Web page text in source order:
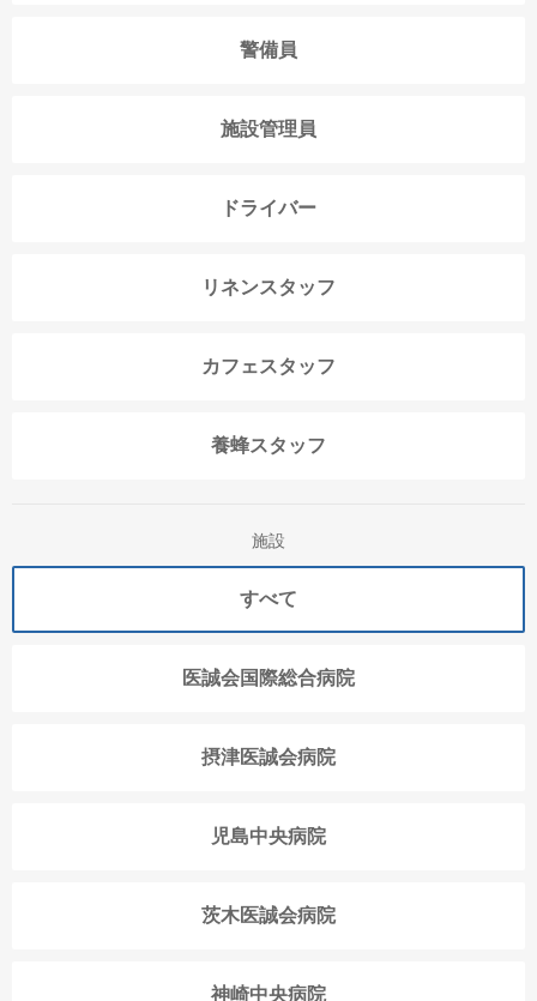
警備員
施設管理員
ドライバー
リネンスタッフ
カフェスタッフ
養蜂スタッフ
施設
すべて
医誠会国際総合病院
摂津医誠会病院
児島中央病院
茨木医誠会病院
神崎中央病院